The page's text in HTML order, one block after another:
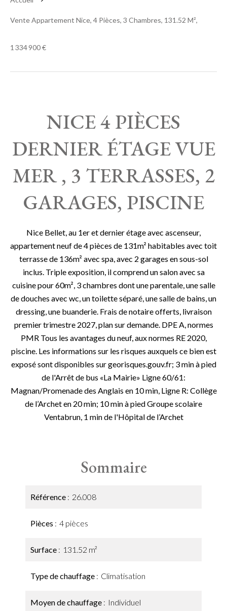
Vente Appartement Nice, 4 Pièces, 3 Chambres, 131.52 M²,
1 334 900 €
NICE 4 PIÈCES
DERNIER ÉTAGE VUE
MER , 3 TERRASSES, 2
GARAGES, PISCINE
Nice Bellet, au 1er et dernier étage avec ascenseur,
appartement neuf de 4 pièces de 131m² habitables avec toit
terrasse de 136m² avec spa, avec 2 garages en sous-sol
inclus. Triple exposition, il comprend un salon avec sa
cuisine pour 60m², 3 chambres dont une parentale, une salle
de douches avec wc, un toilette séparé, une salle de bains, un
dressing, une buanderie. Frais de notaire offerts, livraison
premier trimestre 2027, plan sur demande. DPE A, normes
PMR Tous les avantages du neuf, aux normes RE 2020,
piscine. Les informations sur les risques auxquels ce bien est
exposé sont disponibles sur georisques.gouv.fr; 3 min à pied
de l'Arrêt de bus «La Mairie» Ligne 60/61:
Magnan/Promenade des Anglais en 10 min, Ligne R: Collège
de l’Archet en 20 min; 10 min à pied Groupe scolaire
Ventabrun, 1 min de l'Hôpital de l’Archet
Sommaire
Référence 26.008
Pièces 4 pièces
Surface 131.52 m²
Type de chauffage Climatisation
Moyen de chauffage Individuel